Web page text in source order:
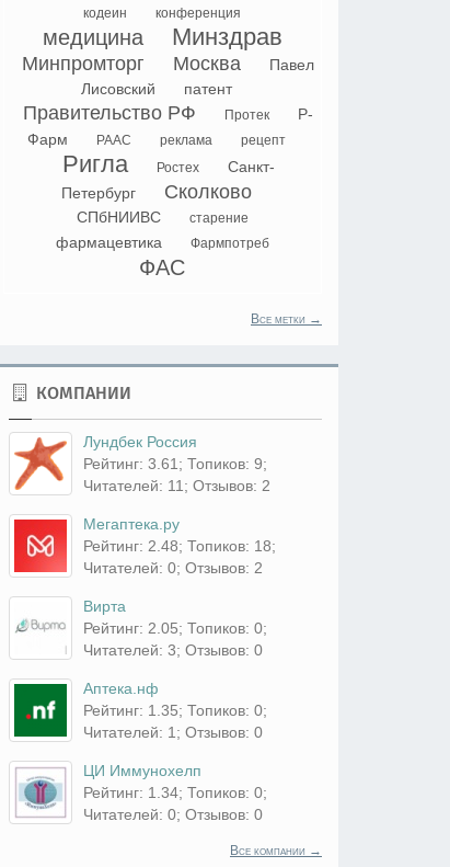
кодеин
конференция
медицина Минздрав
Минпромторг Москва
Павел
Лисовский
патент
Правительство РФ Протек
Р-
Фарм
РААС реклама рецепт
Ригла Ростех
Санкт-
Петербург
Сколково
СПбНИИВС старение
фармацевтика Фармпотреб
ФАС
Все метки →
КОМПАНИИ
Лундбек Россия
Рейтинг: 3.61; Топиков: 9;
Читателей: 11; Отзывов: 2
Мегаптека.ру
Рейтинг: 2.48; Топиков: 18;
Читателей: 0; Отзывов: 2
Вирта
Рейтинг: 2.05; Топиков: 0;
Читателей: 3; Отзывов: 0
Аптека.нф
Рейтинг: 1.35; Топиков: 0;
Читателей: 1; Отзывов: 0
ЦИ Иммунохелп
Рейтинг: 1.34; Топиков: 0;
Читателей: 0; Отзывов: 0
Все компании →